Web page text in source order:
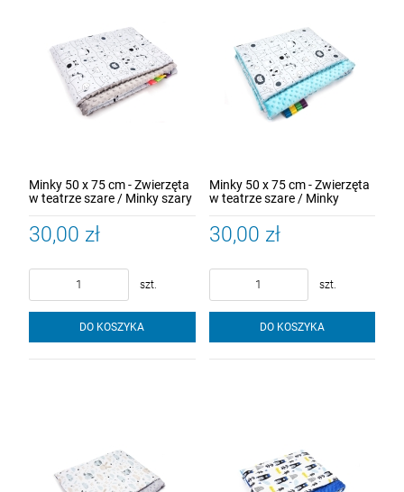
Minky 50 x 75 cm - Zwierzęta
w teatrze szare / Minky szary
30,00 zł
szt.
DO KOSZYKA
Minky 50 x 75 cm - Zwierzęta
w teatrze szare / Minky
30,00 zł
szt.
DO KOSZYKA